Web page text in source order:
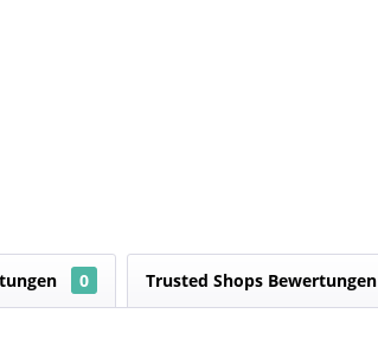
0 Trusted Shops Bewertungen